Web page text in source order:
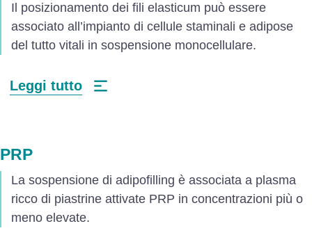
Il posizionamento dei fili elasticum può essere
associato all’impianto di cellule staminali e adipose
del tutto vitali in sospensione monocellulare.
Leggi tutto
PRP
La sospensione di adipofilling è associata a plasma
ricco di piastrine attivate PRP in concentrazioni più o
meno elevate.